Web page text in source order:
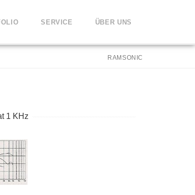
SERVICE ÜBER UNS
RAMSONIC
1 KHz